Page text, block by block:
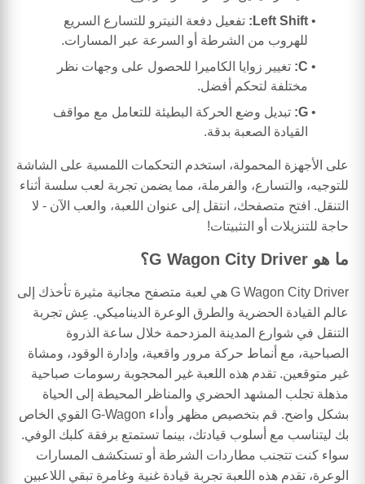
Left Shift:
تفعيل دفعة النيترو للتسارع السريع
للهروب من الشرطة أو السرعة عبر المسارات.
C: تغيير زوايا الكاميرا للحصول على وجهات نظر
مختلفة لتحكم أفضل.
G: تبديل وضع الحركة البطيئة للتعامل مع مواقف
القيادة الصعبة بدقة.
على الأجهزة المحمولة، استخدم التحكمات اللمسية على الشاشة
للتوجيه، والتسارع، والفرملة، مما يضمن تجربة لعب سلسة أثناء
التنقل. افتح متصفحك، انتقل إلى عنوان اللعبة، والعب الآن - لا
حاجة للتنزيلات أو التثبيتات!
ما هو G Wagon City Driver؟
G Wagon City Driver هي لعبة متصفح مجانية مثيرة تأخذك إلى
عالم القيادة الحضرية والطرق الوعرة الديناميكي. عِش تجربة
التنقل في شوارع المدينة المزدحمة خلال ساعة الذروة
الصباحية، مع أنماط حركة مرور واقعية، وإدارة الوقود، ومشاة
غير متوقعين. تقدم هذه اللعبة غير المحجوبة رسومات صباحية
مذهلة تجلب المشهد الحضري والمناظر المحيطة إلى الحياة
بشكل واضح. قم بتخصيص مظهر وأداء G-Wagon القوي الخاص
بك ليتناسب مع أسلوب قيادتك، بينما تستمتع برفقة كلبك الوفي.
سواء كنت تتجنب مطاردات الشرطة أو تستكشف المسارات
الوعرة، تقدم هذه اللعبة تجربة قيادة غنية وغامرة تبقي اللاعبين